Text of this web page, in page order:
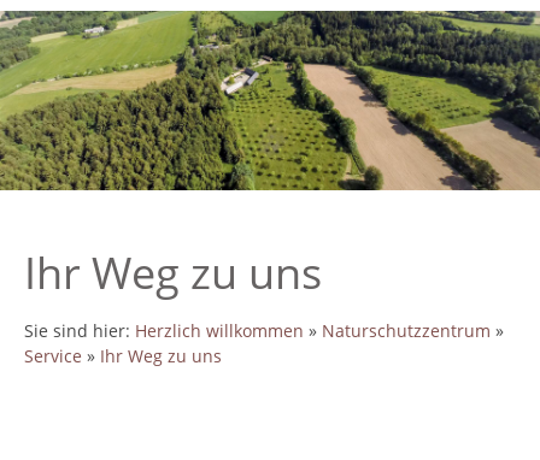
Ihr Weg zu uns
Sie sind hier: Herzlich willkommen » Naturschutzzentrum »
Service » Ihr Weg zu uns